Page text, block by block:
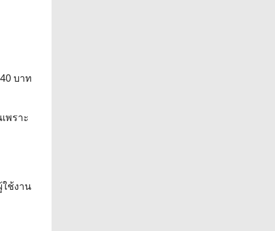
บาท
พราะ
ช้งาน